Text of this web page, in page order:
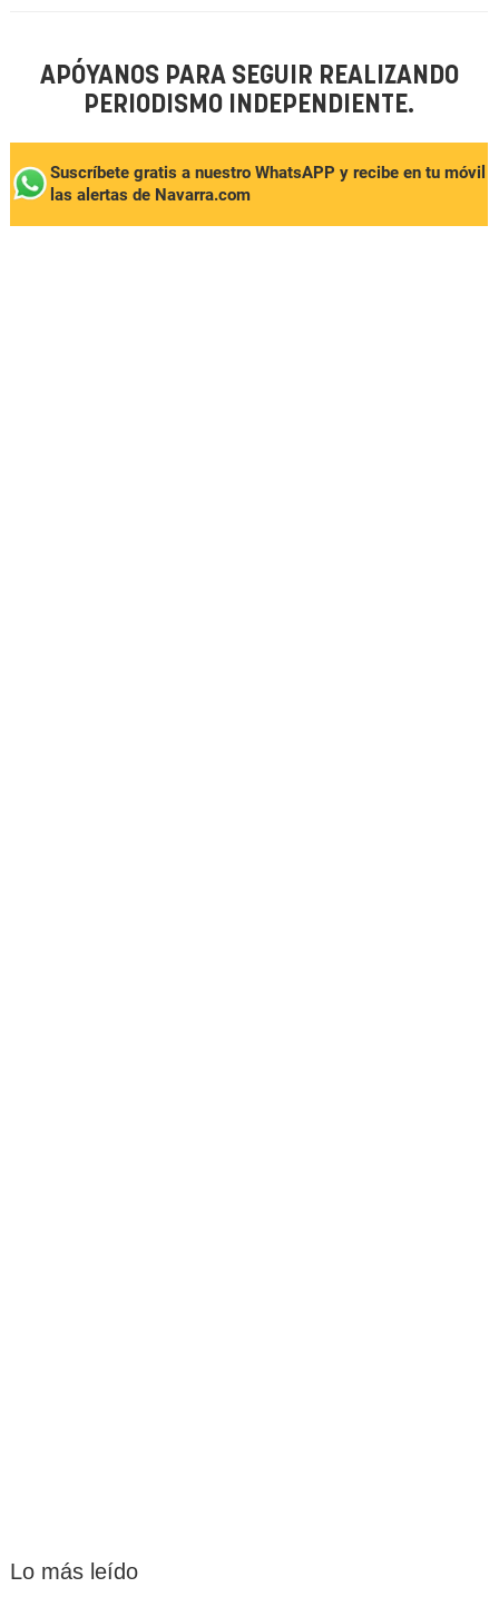
APÓYANOS PARA SEGUIR REALIZANDO
PERIODISMO INDEPENDIENTE.
Suscríbete gratis a nuestro WhatsAPP y recibe en tu móvil
las alertas de Navarra.com
Lo más leído